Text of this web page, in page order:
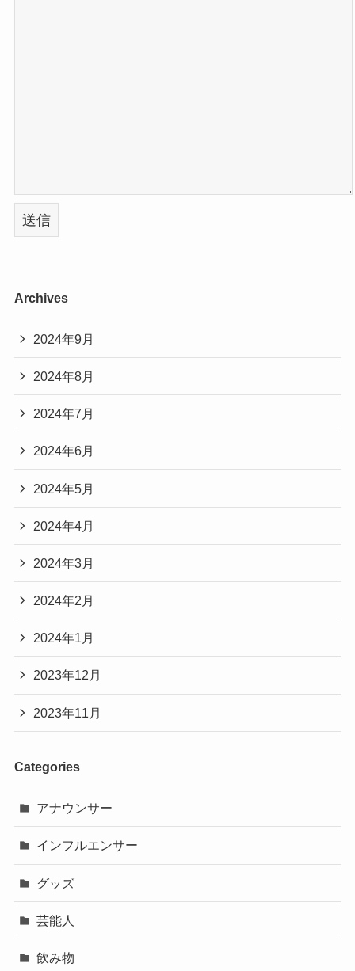
Archives
2024年9月
2024年8月
2024年7月
2024年6月
2024年5月
2024年4月
2024年3月
2024年2月
2024年1月
2023年12月
2023年11月
Categories
アナウンサー
インフルエンサー
グッズ
芸能人
飲み物